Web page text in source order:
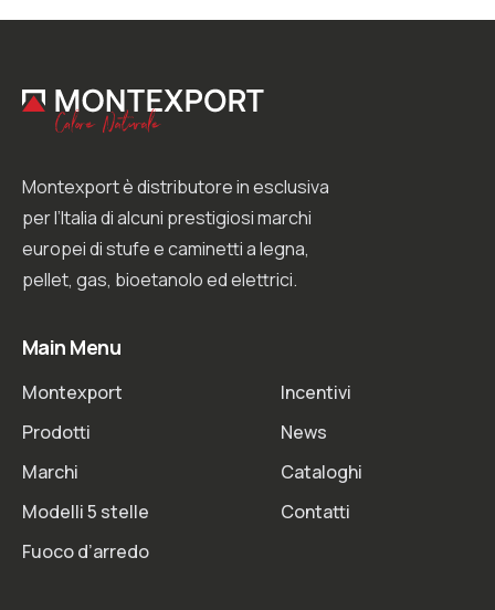
Montexport è distributore in esclusiva
per l’Italia di alcuni prestigiosi marchi
europei di stufe e caminetti a legna,
pellet, gas, bioetanolo ed elettrici.
Main Menu
Montexport
Prodotti
Marchi
Modelli 5 stelle
Fuoco d’arredo
Incentivi
News
Cataloghi
Contatti